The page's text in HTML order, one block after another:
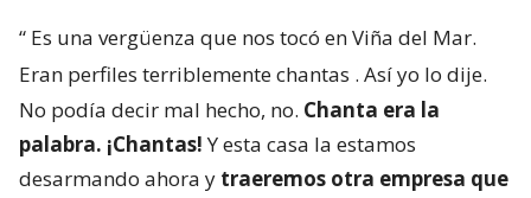
“ Es una vergüenza que nos tocó en Viña del Mar.
Eran perfiles terriblemente chantas . Así yo lo dije.
No podía decir mal hecho, no. Chanta era la
palabra. ¡Chantas!Y esta casa la estamos
desarmando ahora y traeremos otra empresa que